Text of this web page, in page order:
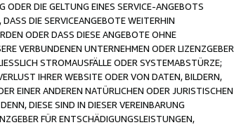
ODER DIE GELTUNG EINES SERVICE-ANGEBOTS
DIE SERVICEANGEBOTE WEITERHIN
ODER DASS DIESE ANGEBOTE OHNE
VERBUNDENEN UNTERNEHMEN ODER LIZENZGEBER
STROMAUSFÄLLE ODER SYSTEMABSTÜRZE;
IHRER WEBSITE ODER VON DATEN, BILDERN,
EINER ANDEREN NATÜRLICHEN ODER JURISTISCHEN
DIESE SIND IN DIESER VEREINBARUNG
FÜR ENTSCHÄDIGUNGSLEISTUNGEN,